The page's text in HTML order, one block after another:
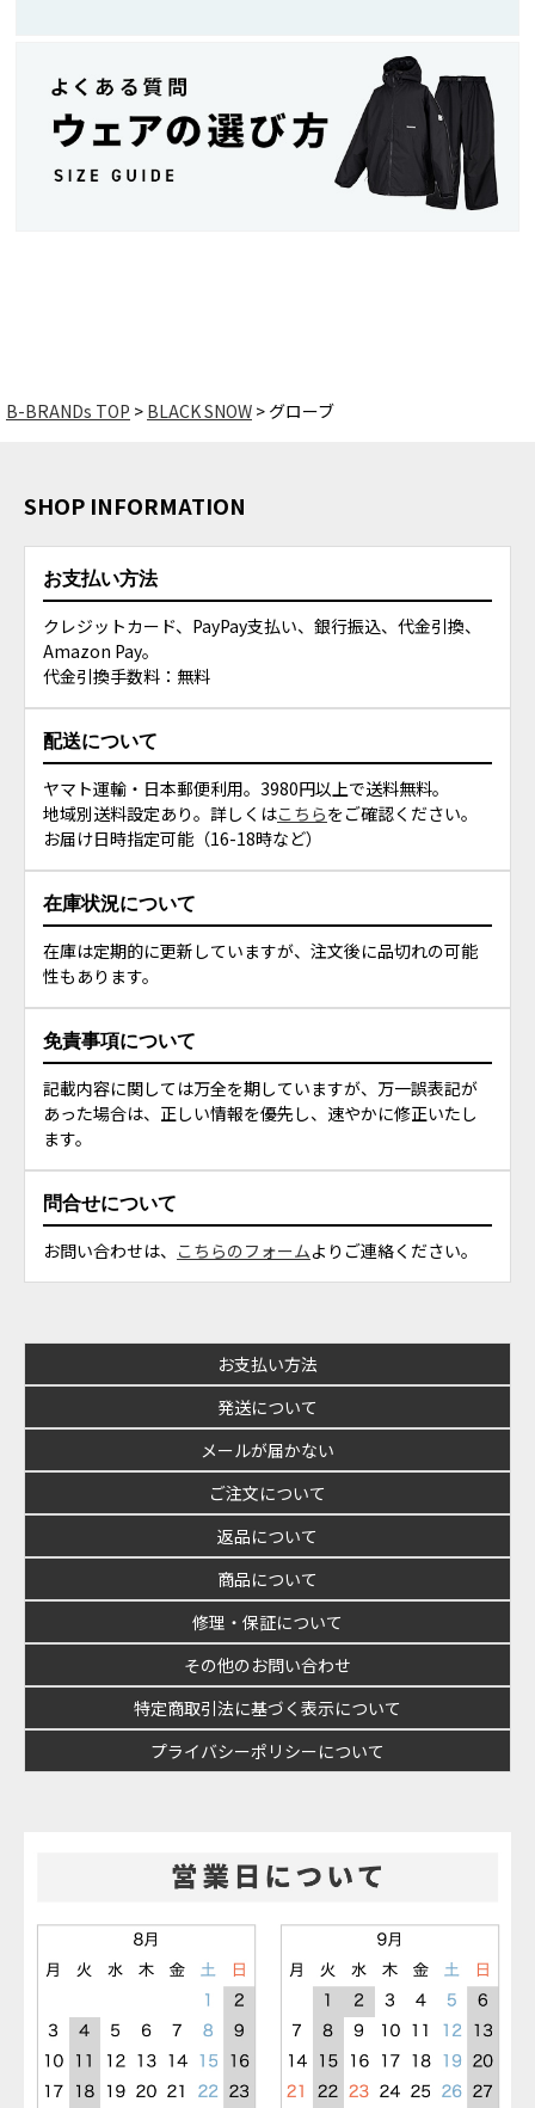
B-BRANDs TOP BLACK SNOW グローブ
SHOP INFORMATION
お支払い方法
クレジットカード、PayPay支払い、銀行振込、代金引換、
Amazon Pay。
代金引換手数料：無料
配送について
ヤマト運輸・日本郵便利用。3980円以上で送料無料。
地域別送料設定あり。詳しくはこちらをご確認ください。
お届け日時指定可能（16-18時など）
在庫状況について
在庫は定期的に更新していますが、注文後に品切れの可能
性もあります。
免責事項について
記載内容に関しては万全を期していますが、万一誤表記が
あった場合は、正しい情報を優先し、速やかに修正いたし
ます。
問合せについて
お問い合わせは、 こちらのフォームよりご連絡ください。
お支払い方法
発送について
メールが届かない
ご注文について
返品について
商品について
修理・保証について
その他のお問い合わせ
特定商取引法に基づく表示について
プライバシーポリシーについて